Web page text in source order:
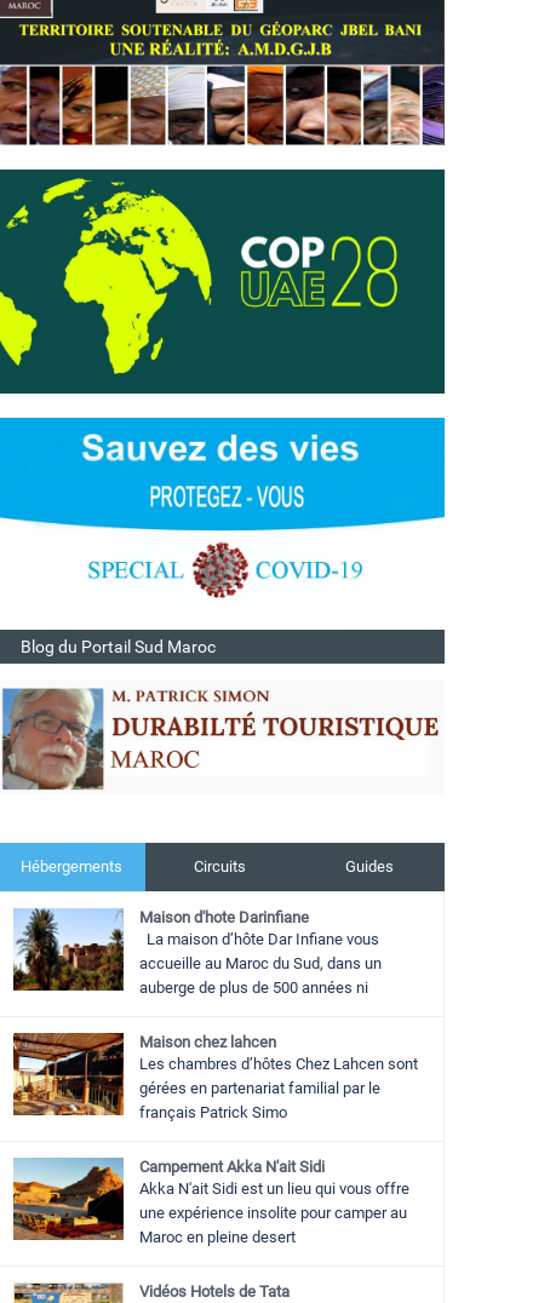
Blog du Portail Sud Maroc
Hébergements Circuits Guides
Maison d'hote Darinfiane
La maison d’hôte Dar Infiane vous
accueille au Maroc du Sud, dans un
auberge de plus de 500 années ni
Maison chez lahcen
Les chambres d’hôtes Chez Lahcen sont
gérées en partenariat familial par le
français Patrick Simo
Campement Akka N'ait Sidi
Akka N'ait Sidi est un lieu qui vous offre
une expérience insolite pour camper au
Maroc en pleine desert
Vidéos Hotels de Tata